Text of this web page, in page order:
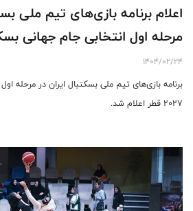
اعلام برنامه بازی‌های تیم ملی
مرحله اول انتخابی جام جهانی بسکتبال
1404/02/24
برنامه بازی‌های تیم ملی بسکتبال ایران در مرحله
۲۰۲۷ قطر اعلام شد.